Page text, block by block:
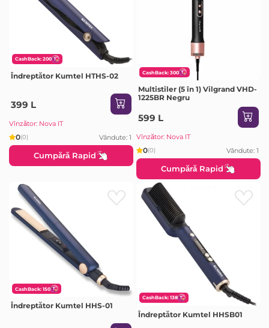
CashBack: 200
Îndreptător Kumtel HTHS-02
399 L
Vînzător: Nova IT
0(0) Vândute: 1
Cumpără Rapid
CashBack: 300
Multistiler (5 în 1) Vilgrand VHD-
1225BR Negru
599 L
Vînzător: Nova IT
0(0) Vândute: 1
Cumpără Rapid
CashBack: 150
Îndreptător Kumtel HHS-01
CashBack: 138
Îndreptător Kumtel HHSB01